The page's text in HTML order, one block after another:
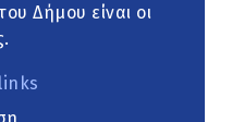
Δήμου είναι οι